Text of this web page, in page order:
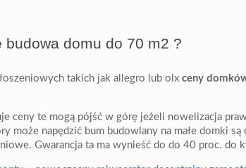
budowa domu do 70 m2 ?
takich jak allegro lub olx ceny
ceny te mogą pójść w górę jeżeli nowelizacja
może napędzić bum budowlany na małe domki są
Gwarancja ta ma wynieść do do 40 proc. do